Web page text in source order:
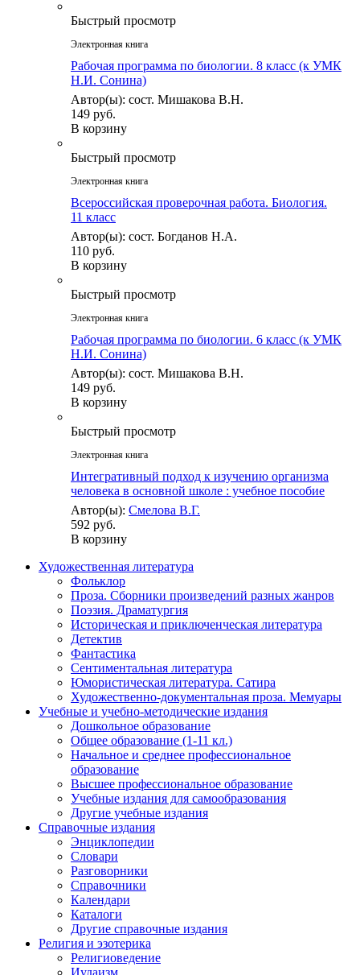
Быстрый просмотр
Электронная книга
Рабочая программа по биологии. 8 класс (к УМК
Н.И. Сонина)
Автор(ы): сост. Мишакова В.Н.
149 руб.
В корзину
Быстрый просмотр
Электронная книга
Всероссийская проверочная работа. Биология.
11 класс
Автор(ы): сост. Богданов Н.А.
110 руб.
В корзину
Быстрый просмотр
Электронная книга
Рабочая программа по биологии. 6 класс (к УМК
Н.И. Сонина)
Автор(ы): сост. Мишакова В.Н.
149 руб.
В корзину
Быстрый просмотр
Электронная книга
Интегративный подход к изучению организма
человека в основной школе : учебное пособие
Автор(ы): Смелова В.Г.
592 руб.
В корзину
Художественная литература
Фольклор
Проза. Сборники произведений разных жанров
Поэзия. Драматургия
Историческая и приключенческая литература
Детектив
Фантастика
Сентиментальная литература
Юмористическая литература. Сатира
Художественно-документальная проза. Мемуары
Учебные и учебно-методические издания
Дошкольное образование
Общее образование (1-11 кл.)
Начальное и среднее профессиональное
образование
Высшее профессиональное образование
Учебные издания для самообразования
Другие учебные издания
Справочные издания
Энциклопедии
Словари
Разговорники
Справочники
Календари
Каталоги
Другие справочные издания
Религия и эзотерика
Религиоведение